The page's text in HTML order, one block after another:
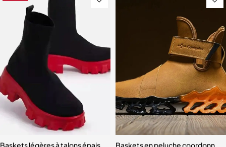
Baskets légères à talons épais pour femmesBaskets en peluche